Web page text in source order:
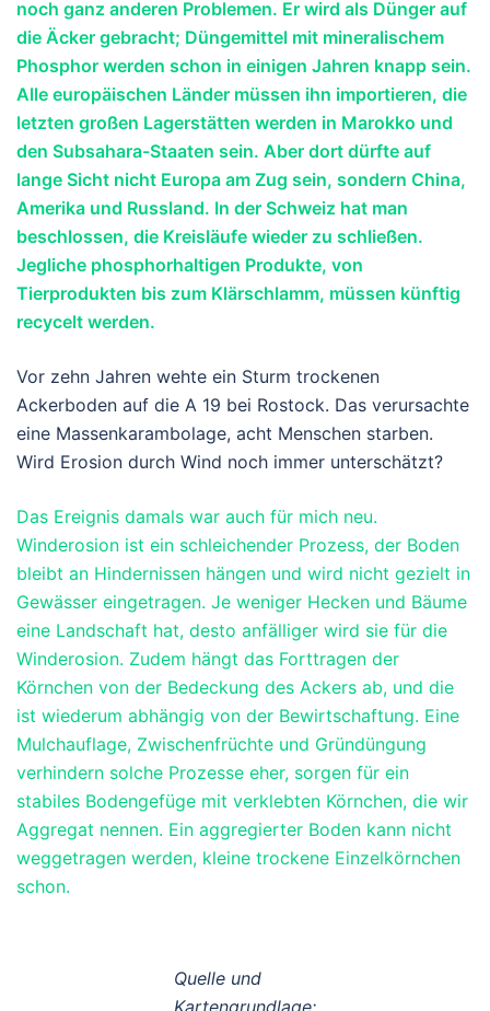
noch ganz anderen Problemen. Er wird als Dünger auf
die Äcker gebracht; Düngemittel mit mineralischem
Phosphor werden schon in einigen Jahren knapp sein.
Alle europäischen Länder müssen ihn importieren, die
letzten großen Lagerstätten werden in Marokko und
den Subsahara-Staaten sein. Aber dort dürfte auf
lange Sicht nicht Europa am Zug sein, sondern China,
Amerika und Russland. In der Schweiz hat man
beschlossen, die Kreisläufe wieder zu schließen.
Jegliche phosphorhaltigen Produkte, von
Tierprodukten bis zum Klärschlamm, müssen künftig
recycelt werden.
Vor zehn Jahren wehte ein Sturm trockenen
Ackerboden auf die A 19 bei Rostock. Das verursachte
eine Massenkarambolage, acht Menschen starben.
Wird Erosion durch Wind noch immer unterschätzt?
Das Ereignis damals war auch für mich neu.
Winderosion ist ein schleichender Prozess, der Boden
bleibt an Hindernissen hängen und wird nicht gezielt in
Gewässer eingetragen. Je weniger Hecken und Bäume
eine Landschaft hat, desto anfälliger wird sie für die
Winderosion. Zudem hängt das Forttragen der
Körnchen von der Bedeckung des Ackers ab, und die
ist wiederum abhängig von der Bewirtschaftung. Eine
Mulchauflage, Zwischenfrüchte und Gründüngung
verhindern solche Prozesse eher, sorgen für ein
stabiles Bodengefüge mit verklebten Körnchen, die wir
Aggregat nennen. Ein aggregierter Boden kann nicht
weggetragen werden, kleine trockene Einzelkörnchen
schon.
Quelle und
Kartengrundlage: